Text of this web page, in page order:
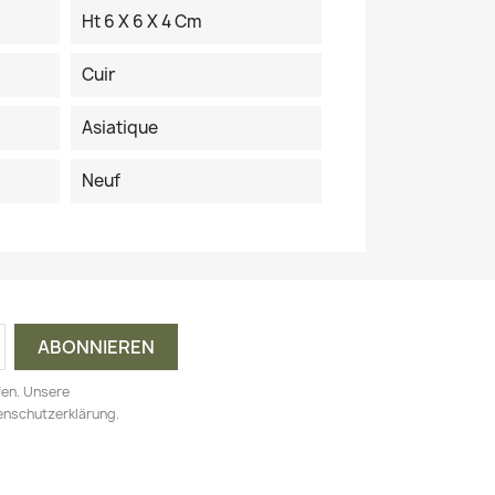
Ht 6 X 6 X 4 Cm
Cuir
Asiatique
Neuf
Unsere